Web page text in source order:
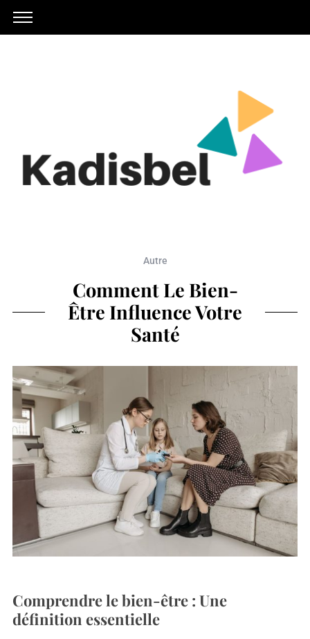
Autre
Comment Le Bien-
Être Influence Votre
Santé
Comprendre le bien-être : Une
définition essentielle